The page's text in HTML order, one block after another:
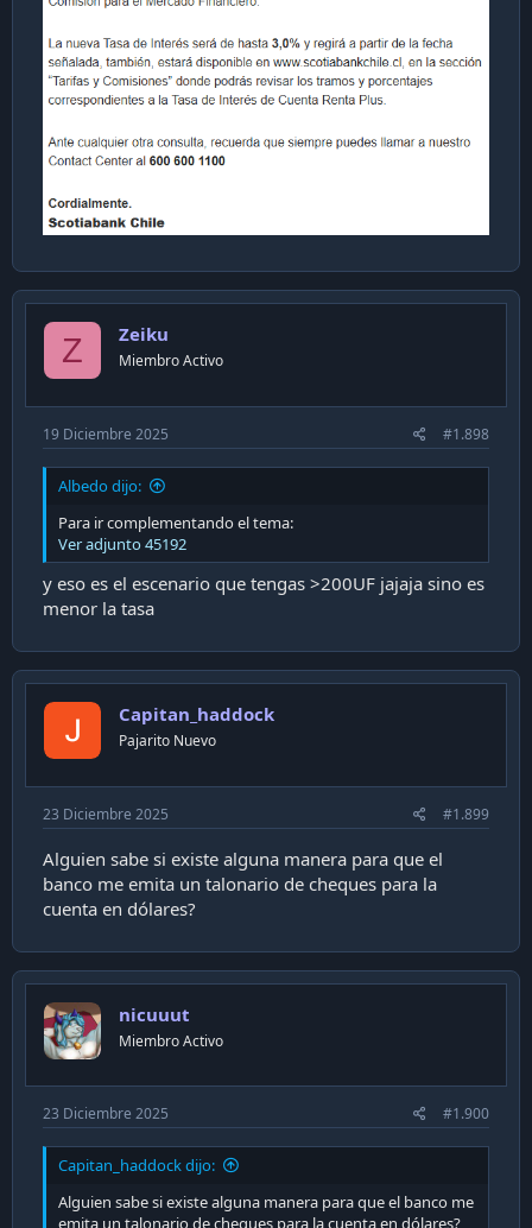
Z Zeiku
Miembro Activo
19 Diciembre 2025 #1.898
Albedo dijo:
Para ir complementando el tema:
Ver adjunto 45192
y eso es el escenario que tengas >200UF jajaja sino es
menor la tasa
Capitan_haddock
Pajarito Nuevo
23 Diciembre 2025 #1.899
Alguien sabe si existe alguna manera para que el
banco me emita un talonario de cheques para la
cuenta en dólares?
nicuuut
Miembro Activo
23 Diciembre 2025 #1.900
Capitan_haddock dijo:
Alguien sabe si existe alguna manera para que el banco me
emita un talonario de cheques para la cuenta en dólares?